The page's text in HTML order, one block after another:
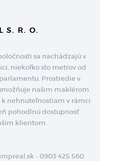
S. R. O.
sa nachádzajú v
niekoľko sto metrov od
Prostredie v
našim maklérom
nehnuteľnostiam v rámci
pohodlnú dostupnosť
klientom.
- 0903 425 560